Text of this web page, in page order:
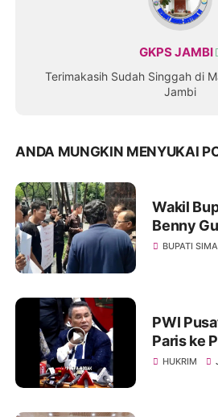
GKPS JAMBI
Terimakasih Sudah Singgah di
Jambi
ANDA MUNGKIN MENYUKAI
Wakil
Benny
BUPATI
PWI
Paris ke
dan
HUKRIM